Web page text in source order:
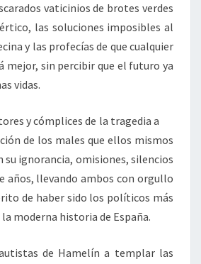
vaticinios de brotes verdes
las soluciones imposibles al
y las profecías de que cualquier
mejor, sin percibir que el futuro ya
vidas.
y cómplices de la tragedia a
de los males que ellos mismos
su ignorancia, omisiones, silencios
años, llevando ambos con orgullo
de haber sido los políticos más
moderna historia de España.
de Hamelín a templar las